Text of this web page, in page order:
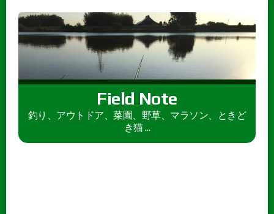
Field Note
釣り、アウトドア、菜園、野草、マラソン、ときど
き猫 ...